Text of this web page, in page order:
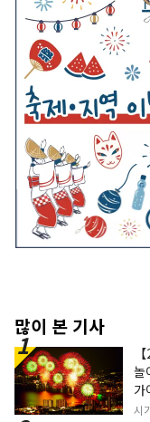
많이 본 기사
놀
가
시